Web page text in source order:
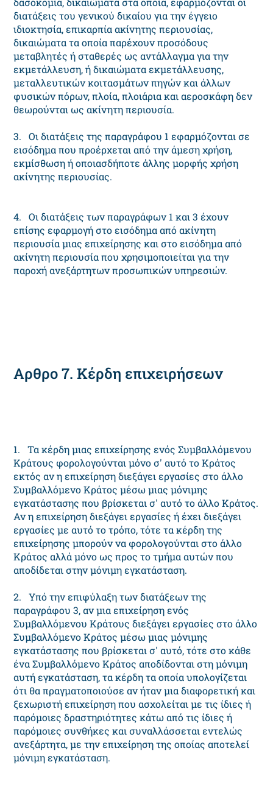
διατάξεις του γενικού δικαίου για την έγγειο
ιδιοκτησία, επικαρπία ακίνητης περιουσίας,
δικαιώματα τα οποία παρέχουν προσόδους
μεταβλητές ή σταθερές ως αντάλλαγμα για την
εκμετάλλευση, ή δικαιώματα εκμετάλλευσης,
μεταλλευτικών κοιτασμάτων πηγών και άλλων
φυσικών πόρων, πλοία, πλοιάρια και αεροσκάφη δεν
θεωρούνται ως ακίνητη περιουσία.
3. Οι διατάξεις της παραγράφου 1 εφαρμόζονται σε
εισόδημα που προέρχεται από την άμεση χρήση,
εκμίσθωση ή οποιασδήποτε άλλης μορφής χρήση
ακίνητης περιουσίας.
4. Οι διατάξεις των παραγράφων 1 και 3 έχουν
επίσης εφαρμογή στο εισόδημα από ακίνητη
περιουσία μιας επιχείρησης και στο εισόδημα από
ακίνητη περιουσία που χρησιμοποιείται για την
παροχή ανεξάρτητων προσωπικών υπηρεσιών.
Αρθρο 7. Κέρδη επιχειρήσεων
1. Τα κέρδη μιας επιχείρησης ενός Συμβαλλόμενου
Κράτους φορολογούνται μόνο σ' αυτό το Κράτος
εκτός αν η επιχείρηση διεξάγει εργασίες στο άλλο
Συμβαλλόμενο Κράτος μέσω μιας μόνιμης
εγκατάστασης που βρίσκεται σ' αυτό το άλλο Κράτος.
Αν η επιχείρηση διεξάγει εργασίες ή έχει διεξάγει
εργασίες με αυτό το τρόπο, τότε τα κέρδη της
επιχείρησης μπορούν να φορολογούνται στο άλλο
Κράτος αλλά μόνο ως προς το τμήμα αυτών που
αποδίδεται στην μόνιμη εγκατάσταση.
2. Υπό την επιφύλαξη των διατάξεων της
παραγράφου 3, αν μια επιχείρηση ενός
Συμβαλλόμενου Κράτους διεξάγει εργασίες στο άλλο
Συμβαλλόμενο Κράτος μέσω μιας μόνιμης
εγκατάστασης που βρίσκεται σ' αυτό, τότε στο κάθε
ένα Συμβαλλόμενο Κράτος αποδίδονται στη μόνιμη
αυτή εγκατάσταση, τα κέρδη τα οποία υπολογίζεται
ότι θα πραγματοποιούσε αν ήταν μια διαφορετική και
ξεχωριστή επιχείρηση που ασχολείται με τις ίδιες ή
παρόμοιες δραστηριότητες κάτω από τις ίδιες ή
παρόμοιες συνθήκες και συναλλάσσεται εντελώς
ανεξάρτητα, με την επιχείρηση της οποίας αποτελεί
μόνιμη εγκατάσταση.